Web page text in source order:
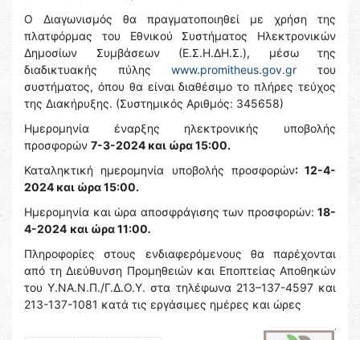
Ο Διαγωνισμός θα πραγματοποιηθεί με χρήση της
πλατφόρμας του Εθνικού Συστήματος Ηλεκτρονικών
Δημοσίων Συμβάσεων (Ε.Σ.Η.ΔΗ.Σ.), μέσω της
διαδικτυακής πύληςwww.promitheus.gov.gr του
συστήματος, όπου θα είναι διαθέσιμο το πλήρες τεύχος
της Διακήρυξης. (Συστημικός Αριθμός: 345658)
Ημερομηνία έναρξης ηλεκτρονικής υποβολής
προσφορών 7-3-2024 και ώρα 15:00.
Καταληκτική ημερομηνία υποβολής προσφορών: 12-4-
2024 και ώρα 15:00.
Ημερομηνία και ώρα αποσφράγισης των προσφορών: 18-
4-2024 και ώρα 11:00.
Πληροφορίες στους ενδιαφερόμενους θα παρέχονται
από τη Διεύθυνση Προμηθειών και Εποπτείας Αποθηκών
του Υ.ΝΑ.Ν.Π./Γ.Δ.Ο.Υ. στα τηλέφωνα 213–137-4597 και
213-137-1081 κατά τις εργάσιμες ημέρες και ώρες